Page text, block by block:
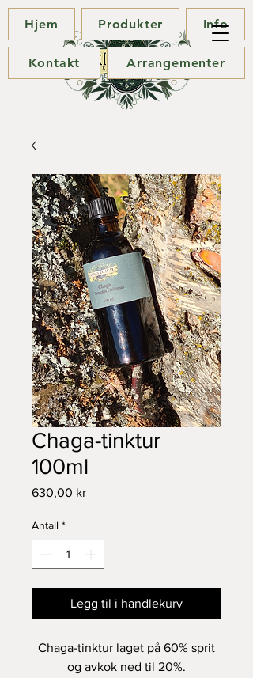
Hjem Produkter Info
Kontakt Arrangementer
Chaga-tinktur
100ml
630,00 krPris
Antall *
Legg til i handlekurv
Chaga-tinktur laget på 60% sprit
og avkok ned til 20%.